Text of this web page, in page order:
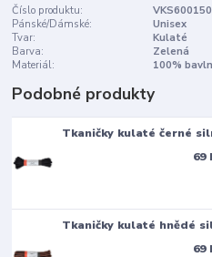
Číslo produktu:
Pánské/Dámské:
Unisex
Tvar:
Kulaté
Barva:
Zelená
Materiál:
100%
Podobné produkty
Tkaničky kulaté černé
69
Tkaničky kulaté hnědé
69